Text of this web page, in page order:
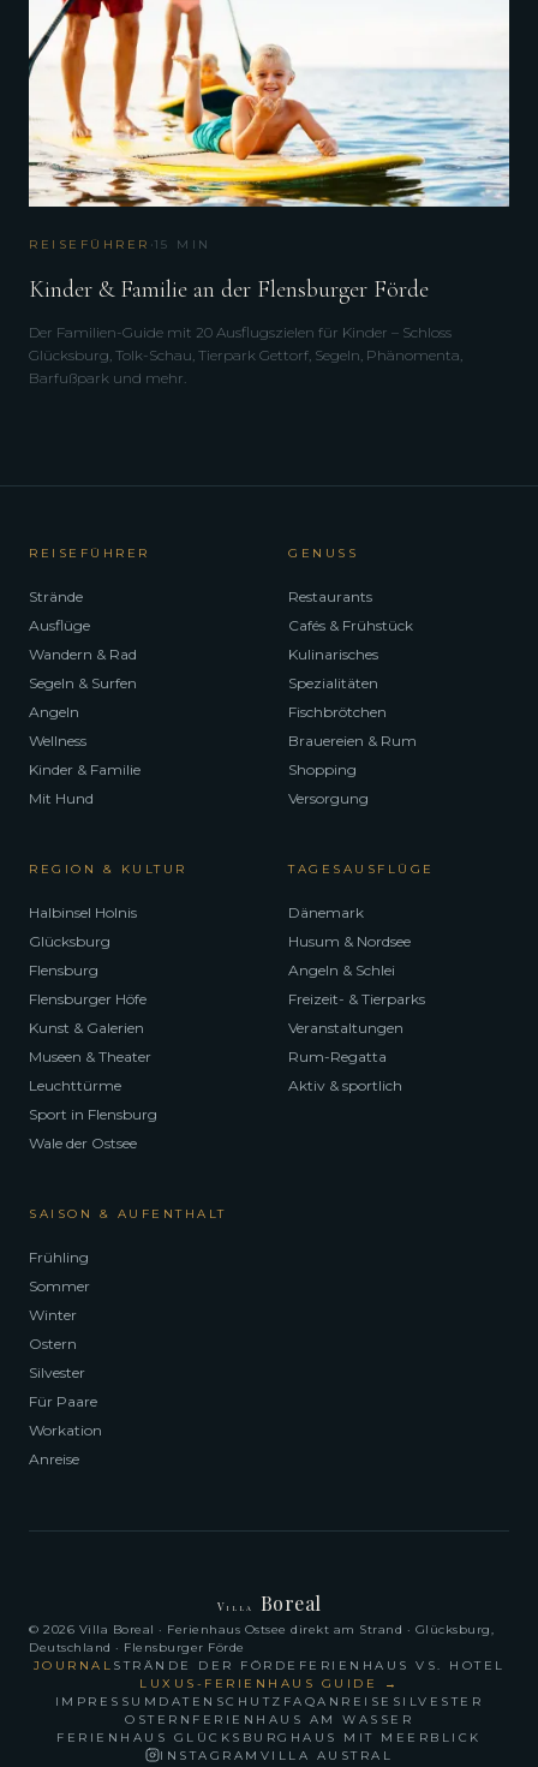
REISEFÜHRER ·15 MIN
Kinder & Familie an der Flensburger Förde
Der Familien-Guide mit 20 Ausflugszielen für Kinder – Schloss
Glücksburg, Tolk-Schau, Tierpark Gettorf, Segeln, Phänomenta,
Barfußpark und mehr.
REISEFÜHRER
Strände
Ausflüge
Wandern & Rad
Segeln & Surfen
Angeln
Wellness
Kinder & Familie
Mit Hund
GENUSS
Restaurants
Cafés & Frühstück
Kulinarisches
Spezialitäten
Fischbrötchen
Brauereien & Rum
Shopping
Versorgung
REGION & KULTUR
Halbinsel Holnis
Glücksburg
Flensburg
Flensburger Höfe
Kunst & Galerien
Museen & Theater
Leuchttürme
Sport in Flensburg
Wale der Ostsee
TAGESAUSFLÜGE
Dänemark
Husum & Nordsee
Angeln & Schlei
Freizeit- & Tierparks
Veranstaltungen
Rum-Regatta
Aktiv & sportlich
SAISON & AUFENTHALT
Frühling
Sommer
Winter
Ostern
Silvester
Für Paare
Workation
Anreise
Villa Boreal
© 2026 Villa Boreal · Ferienhaus Ostsee direkt am Strand · Glücksburg,
Deutschland · Flensburger Förde
JOURNAL STRÄNDE DER FÖRDE FERIENHAUS VS. HOTEL
LUXUS-FERIENHAUS GUIDE
→
IMPRESSUM DATENSCHUTZ FAQANREISE SILVESTER
OSTERN FERIENHAUS AM WASSER
FERIENHAUS GLÜCKSBURG HAUS MIT MEERBLICK
INSTAGRAM VILLA AUSTRAL